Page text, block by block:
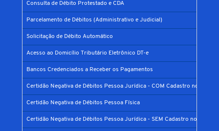
Consulta de Débito Protestado e CDA
Parcelamento de Débitos (Administrativo e Judicial)
Solicitação de Débito Automático
Acesso ao Domicílio Tributário Eletrônico DT-e
Bancos Credenciados a Receber os Pagamentos
Certidão Negativa de Débitos Pessoa Jurídica - COM Cadastro no
Certidão Negativa de Débitos Pessoa Física
Certidão Negativa de Débitos Pessoa Jurídica - SEM Cadastro no